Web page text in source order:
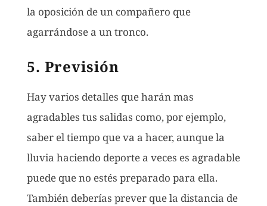
la oposición de un compañero que
agarrándose a un tronco.
5. Previsión
Hay varios detalles que harán mas
agradables tus salidas como, por ejemplo,
saber el tiempo que va a hacer, aunque la
lluvia haciendo deporte a veces es agradable
puede que no estés preparado para ella.
También deberías prever que la distancia de